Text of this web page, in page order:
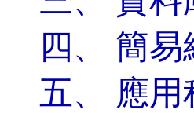
四、 簡
五、 應